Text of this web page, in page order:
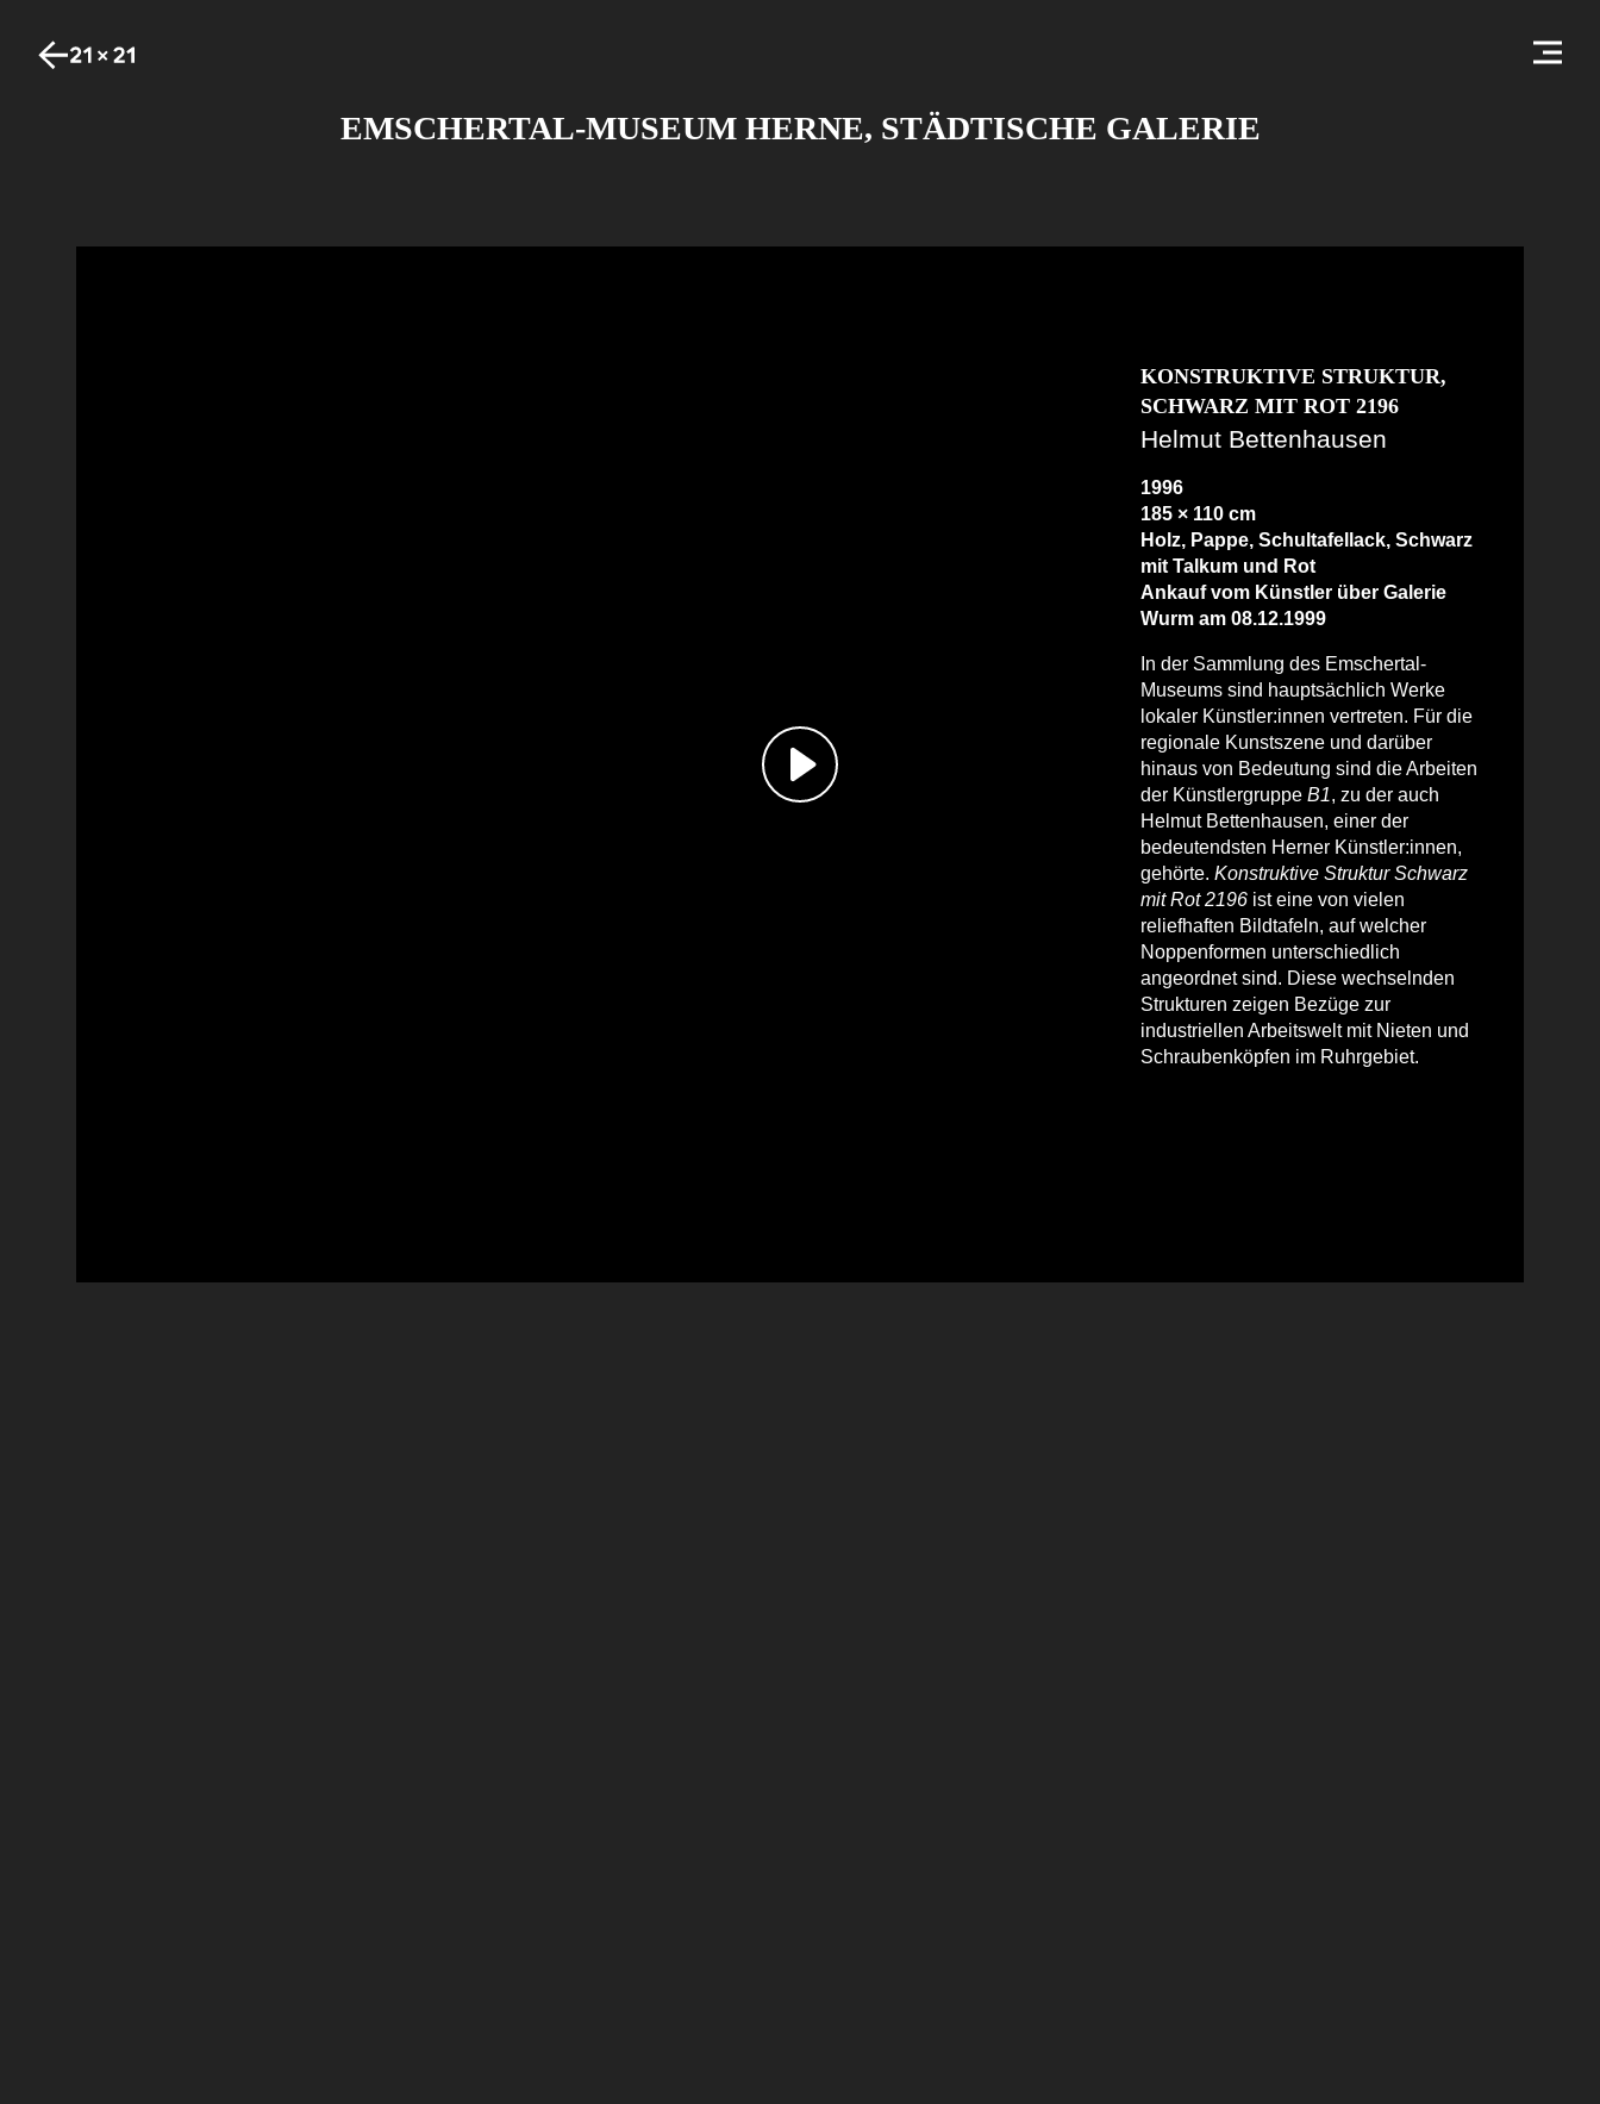
EMSCHERTAL-MUSEUM HERNE, STÄDTISCHE GALERIE
KONSTRUKTIVE STRUKTUR,
SCHWARZ MIT ROT 2196
Helmut Bettenhausen
1996
185 × 110 cm
Holz, Pappe, Schultafellack, Schwarz
mit Talkum und Rot
Ankauf vom Künstler über Galerie
Wurm am 08.12.1999
In der Sammlung des Emschertal-
Museums sind hauptsächlich Werke
lokaler Künstler:innen vertreten. Für die
regionale Kunstszene und darüber
hinaus von Bedeutung sind die Arbeiten
der Künstlergruppe B1, zu der auch
Helmut Bettenhausen, einer der
bedeutendsten Herner Künstler:innen,
gehörte. Konstruktive Struktur Schwarz
mit Rot 2196 ist eine von vielen
reliefhaften Bildtafeln, auf welcher
Noppenformen unterschiedlich
angeordnet sind. Diese wechselnden
Strukturen zeigen Bezüge zur
industriellen Arbeitswelt mit Nieten und
Schraubenköpfen im Ruhrgebiet.